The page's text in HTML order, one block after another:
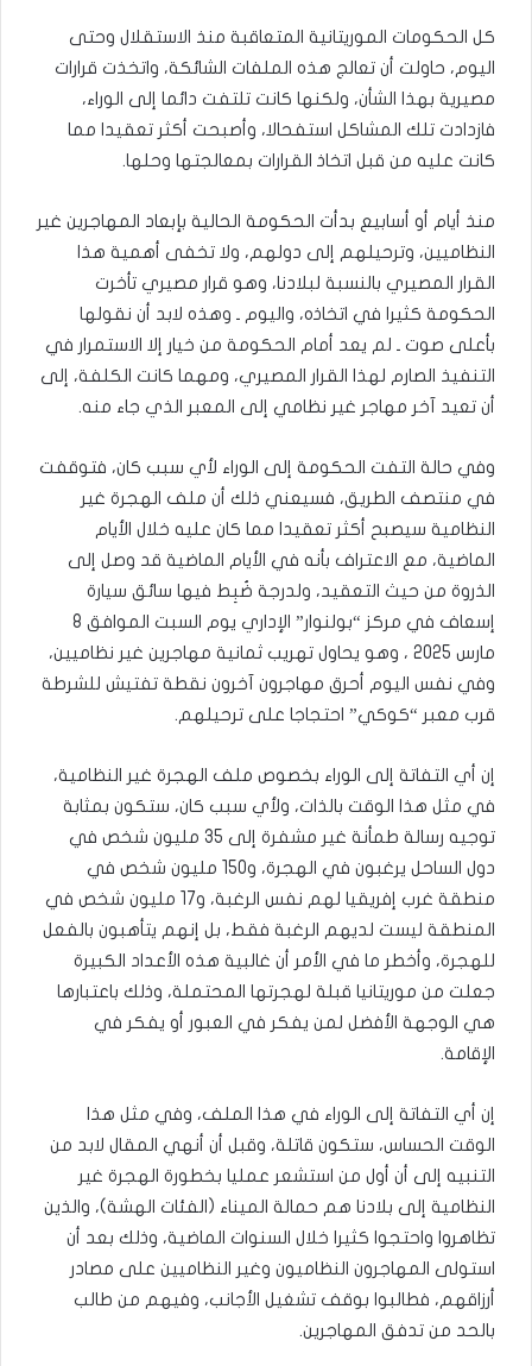
كل الحكومات الموريتانية المتعاقبة منذ الاستقلال وحتى
اليوم، حاولت أن تعالج هذه الملفات الشائكة، واتخذت قرارات
مصيرية بهذا الشأن، ولكنها كانت تلتفت دائما إلى الوراء،
فازدادت تلك المشاكل استفحالا، وأصبحت أكثر تعقيدا مما
كانت عليه من قبل اتخاذ القرارات بمعالجتها وحلها.
منذ أيام أو أسابيع بدأت الحكومة الحالية بإبعاد المهاجرين غير
النظاميين، وترحيلهم إلى دولهم، ولا تخفى أهمية هذا
القرار المصيري بالنسبة لبلادنا، وهو قرار مصيري تأخرت
الحكومة كثيرا في اتخاذه، واليوم ـ وهذه لابد أن نقولها
بأعلى صوت ـ لم يعد أمام الحكومة من خيار إلا الاستمرار في
التنفيذ الصارم لهذا القرار المصيري، ومهما كانت الكلفة، إلى
أن تعيد آخر مهاجر غير نظامي إلى المعبر الذي جاء منه.
وفي حالة التفت الحكومة إلى الوراء لأي سبب كان، فتوقفت
في منتصف الطريق، فسيعني ذلك أن ملف الهجرة غير
النظامية سيصبح أكثر تعقيدا مما كان عليه خلال الأيام
الماضية، مع الاعتراف بأنه في الأيام الماضية قد وصل إلى
الذروة من حيث التعقيد، ولدرجة ضُبِط فيها سائق سيارة
إسعاف في مركز “بولنوار” الإداري يوم السبت الموافق 8
مارس 2025 ، وهو يحاول تهريب ثمانية مهاجرين غير نظاميين،
وفي نفس اليوم أحرق مهاجرون آخرون نقطة تفتيش للشرطة
قرب معبر “كوكي” احتجاجا على ترحيلهم.
إن أي التفاتة إلى الوراء بخصوص ملف الهجرة غير النظامية،
في مثل هذا الوقت بالذات، ولأي سبب كان، ستكون بمثابة
توجيه رسالة طمأنة غير مشفرة إلى 35 مليون شخص في
دول الساحل يرغبون في الهجرة، و150 مليون شخص في
منطقة غرب إفريقيا لهم نفس الرغبة، و17 مليون شخص في
المنطقة ليست لديهم الرغبة فقط، بل إنهم يتأهبون بالفعل
للهجرة، وأخطر ما في الأمر أن غالبية هذه الأعداد الكبيرة
جعلت من موريتانيا قبلة لهجرتها المحتملة، وذلك باعتبارها
هي الوجهة الأفضل لمن يفكر في العبور أو يفكر في
الإقامة.
إن أي التفاتة إلى الوراء في هذا الملف، وفي مثل هذا
الوقت الحساس، ستكون قاتلة، وقبل أن أنهي المقال لابد من
التنبيه إلى أن أول من استشعر عمليا بخطورة الهجرة غير
النظامية إلى بلادنا هم حمالة الميناء (الفئات الهشة)، والذين
تظاهروا واحتجوا كثيرا خلال السنوات الماضية، وذلك بعد أن
استولى المهاجرون النظاميون وغير النظاميين على مصادر
أرزاقهم، فطالبوا بوقف تشغيل الأجانب، وفيهم من طالب
بالحد من تدفق المهاجرين.